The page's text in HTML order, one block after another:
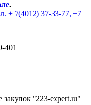
.
401
"223-expert.ru"